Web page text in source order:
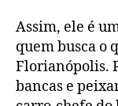
Assim, ele é
quem busca o
Florianópolis.
bancas e